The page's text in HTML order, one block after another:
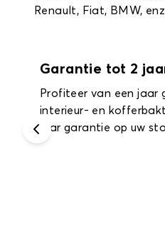
Renault, Fiat, BMW,
Garantie tot 2
Profiteer van een jaar
interieur- en
jaar garantie op uw